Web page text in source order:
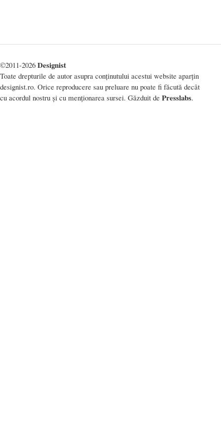
©2011-2026 Designist
Toate drepturile de autor asupra conținutului acestui website aparțin
designist.ro. Orice reproducere sau preluare nu poate fi făcută decât
cu acordul nostru și cu menționarea sursei. Găzduit de Presslabs.